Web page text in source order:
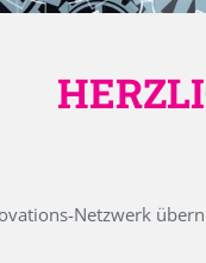
Netzwerk